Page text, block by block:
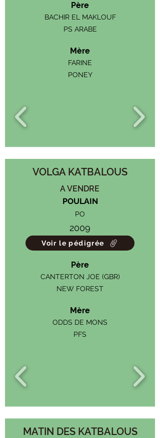
Père
BACHIR EL MAKLOUF
PS ARABE
Mère
FARINE
PONEY
VOLGA KATBALOUS
A VENDRE
POULAIN
PO
2009
Voir le pédigrée
Père
CANTERTON JOE (GBR)
NEW FOREST
Mère
ODDS DE MONS
PFS
MATIN DES KATBALOUS